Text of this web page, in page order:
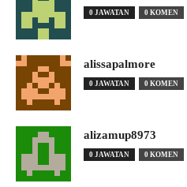
0 JAWATAN 0 KOMEN
alissapalmore
0 JAWATAN 0 KOMEN
alizamup8973
0 JAWATAN 0 KOMEN